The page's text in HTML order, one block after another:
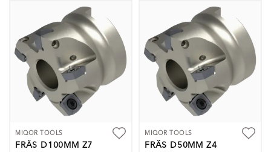
MIQOR TOOLS
FRÄS D100MM Z7
MIQOR TOOLS
FRÄS D50MM Z4